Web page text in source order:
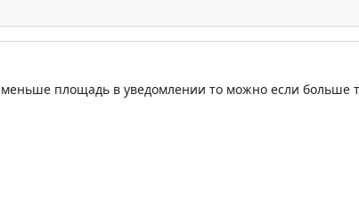
площадь в уведомлении то можно если больше